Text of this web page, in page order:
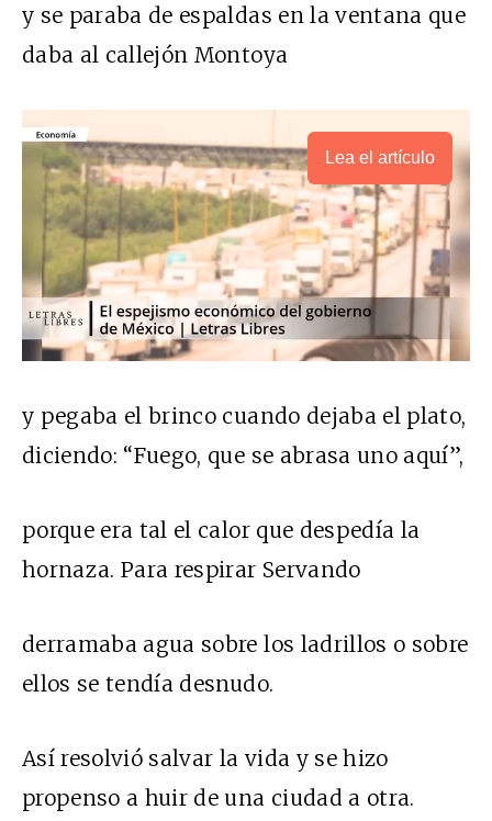
y se paraba de espaldas en la ventana que
daba al callejón Montoya
Lea el artículo
y pegaba el brinco cuando dejaba el plato,
diciendo: “Fuego, que se abrasa uno aquí”,
porque era tal el calor que despedía la
hornaza. Para respirar Servando
derramaba agua sobre los ladrillos o sobre
ellos se tendía desnudo.
Así resolvió salvar la vida y se hizo
propenso a huir de una ciudad a otra.